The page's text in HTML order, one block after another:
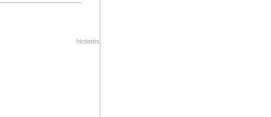
hirdetés